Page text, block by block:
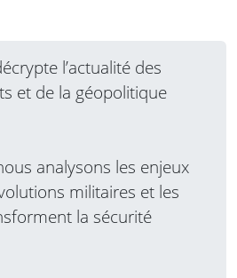
l’actualité des
et de la géopolitique
analysons les enjeux
militaires et les
la sécurité